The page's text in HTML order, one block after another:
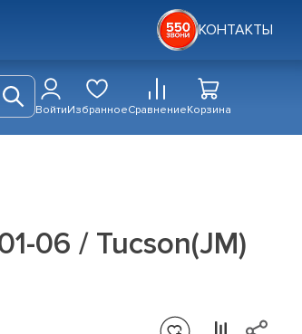
КОНТАКТЫ
ВойтиИзбранноеСравнениеКорзина
06 / Tucson(JM)